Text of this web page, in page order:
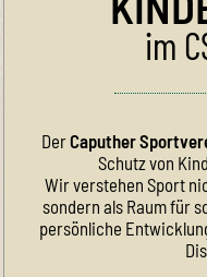
im
DerCaputher
Schutz von
Wir verstehen Sport
sondern als Raum für
persönliche